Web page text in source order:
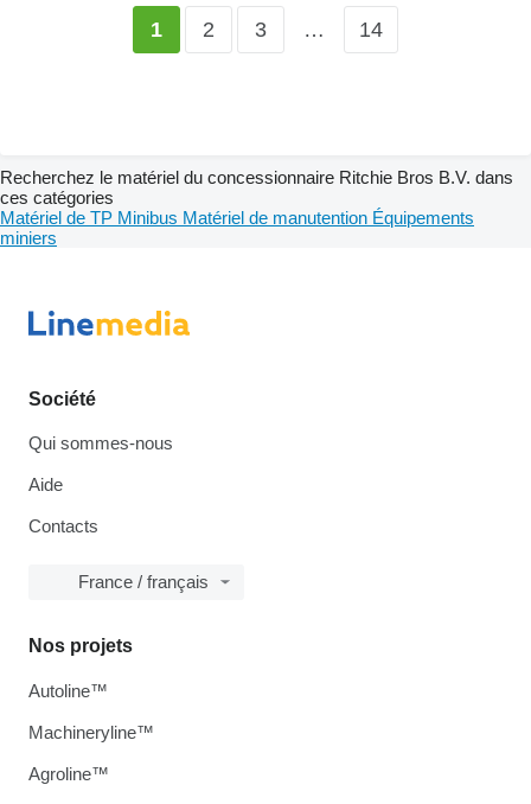
1 2 3 … 14
Recherchez le matériel du concessionnaire Ritchie Bros B.V. dans
ces catégories
Matériel de TP Minibus Matériel de manutention Équipements
miniers
Société
Qui sommes-nous
Aide
Contacts
France / français
Nos projets
Autoline™
Machineryline™
Agroline™